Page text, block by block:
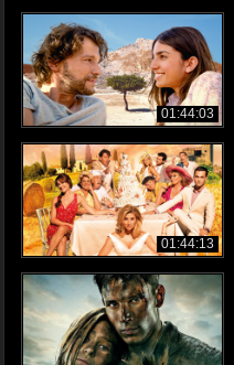
01:44:03
01:44:13